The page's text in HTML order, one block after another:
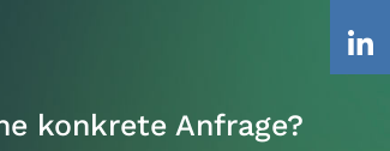
konkrete Anfrage?